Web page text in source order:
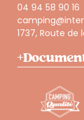
04 94 58 90 16
1737, Route de